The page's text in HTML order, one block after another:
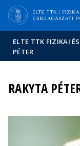
ELTE TTK FIZIKAI
PÉTER
RAKYTA